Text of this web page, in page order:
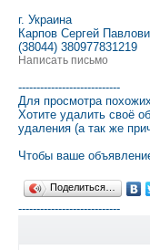
г. Украина
Карпов Сергей
(38044) 380977831219
Написать письмо
----------------------------
Для просмотра
Хотите удалить своё
удаления (а так же
Чтобы ваше
Поделиться…
----------------------------